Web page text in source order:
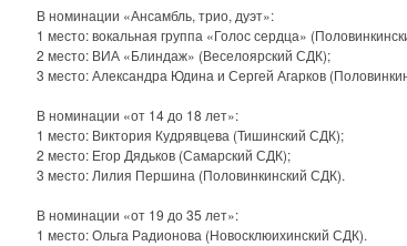
В номинации «Ансамбль, трио, дуэт»:
1 место: вокальная группа «Голос сердца»
2 место: ВИА «Блиндаж» (Веселоярский СДК);
3 место: Александра Юдина и Сергей Агарков
В номинации «от 14 до 18 лет»:
1 место: Виктория Кудрявцева (Тишинский СДК);
2 место: Егор Дядьков (Самарский СДК);
3 место: Лилия Першина (Половинкинский СДК).
В номинации «от 19 до 35 лет»:
1 место: Ольга Радионова (Новосклюихинский СДК).